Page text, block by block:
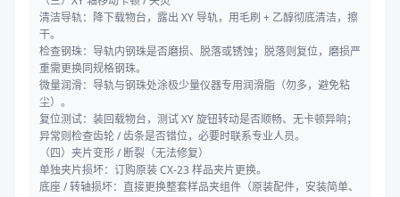
清洁导轨：降下载物台，露出 XY 导轨，用毛刷 + 乙醇彻底清洁，擦
干。
检查钢珠：导轨内钢珠是否磨损、脱落或锈蚀；脱落则复位，磨损严
重需更换同规格钢珠。
微量润滑：导轨与钢珠处涂极少量仪器专用润滑脂（勿多，避免粘
尘）。
复位测试：装回载物台，测试 XY 旋钮转动是否顺畅、无卡顿异响；
异常则检查齿轮 / 齿条是否错位，必要时联系专业人员。
（四）夹片变形 / 断裂（无法修复）
单独夹片损坏：订购原装 CX-23 样品夹片更换。
底座 / 转轴损坏：直接更换整套样品夹组件（原装配件，安装简单、